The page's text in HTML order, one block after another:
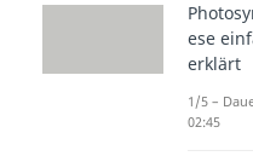
zur
ese
erklärt
1/5 –
02:45